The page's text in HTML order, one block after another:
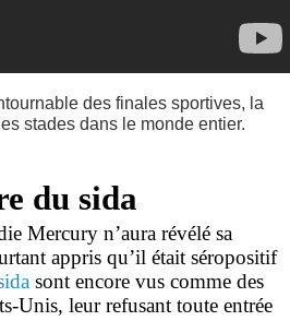
des finales sportives, la
stades dans le monde entier.
du sida
Mercury n’aura révélé sa
appris qu’il était séropositif
sont encore vus comme des
Unis, leur refusant toute entrée